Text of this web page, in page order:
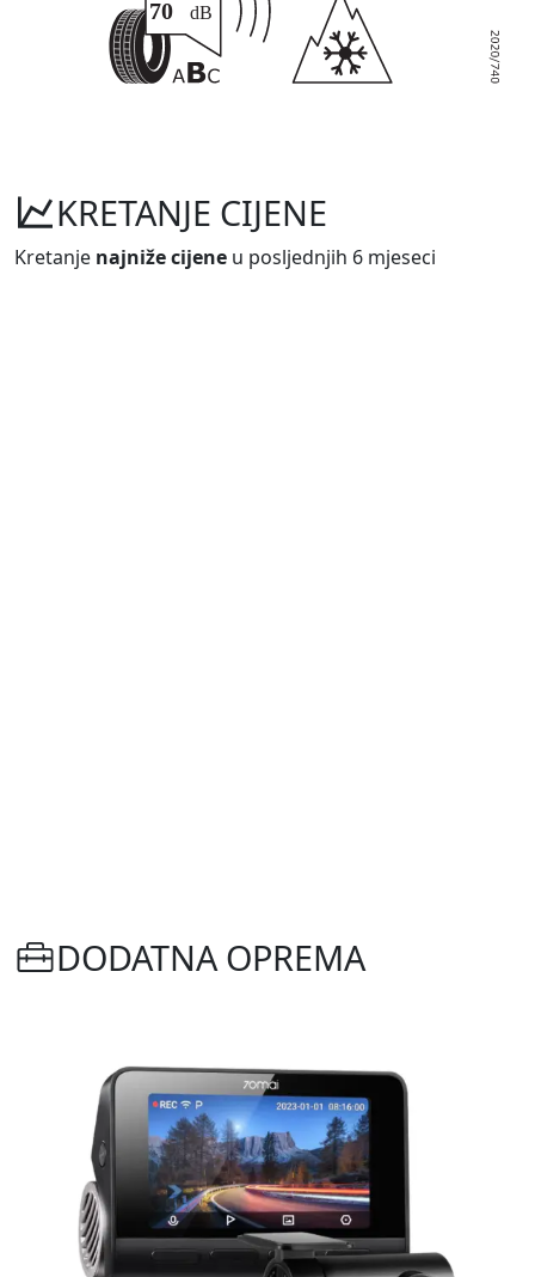
KRETANJE CIJENE
Kretanje najniže cijene u posljednjih 6 mjeseci
DODATNA OPREMA